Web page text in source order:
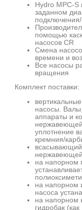
Hydro MPC-S
заданном
помощью
насосов CR
Смена
времени и
Все насосы
вращения
Комплект поставки:
насосы.
аппараты и
нержавеющей
уплотнение
кремния/
на напорном
на напорном
насоса
на напорном
гидробак